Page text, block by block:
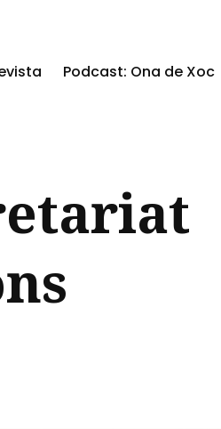
Podcast: Ona de Xoc